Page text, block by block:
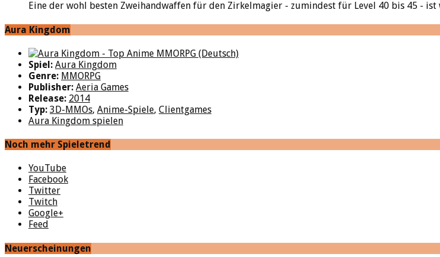
Eine der wohl besten Zweihandwaffen für den Zirkelmagier - zumindest für Level 40 bis 45 - ist
Aura Kingdom
Spiel: Aura Kingdom
Genre: MMORPG
Publisher: Aeria Games
Release: 2014
Typ: 3D-MMOs, Anime-Spiele, Clientgames
Aura Kingdom spielen
Noch mehr Spieletrend
YouTube
Facebook
Twitter
Twitch
Google+
Feed
Neuerscheinungen